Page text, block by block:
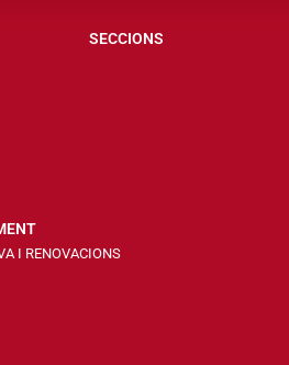
SECCIONS
I RENOVACIONS